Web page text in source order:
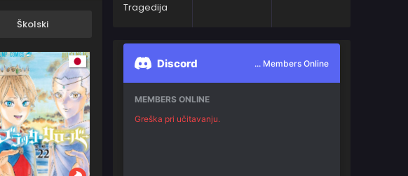
Školski
Tragedija
Discord ... Members Online
MEMBERS ONLINE
Greška pri učitavanju.